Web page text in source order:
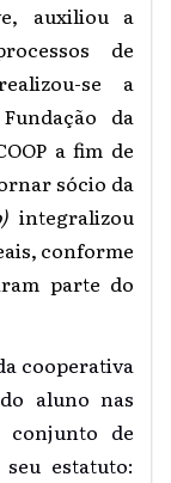
auxiliou a
de
se a
da
a fim de
sócio da
integralizou
conforme
parte do
cooperativa
aluno nas
conjunto de
estatuto: